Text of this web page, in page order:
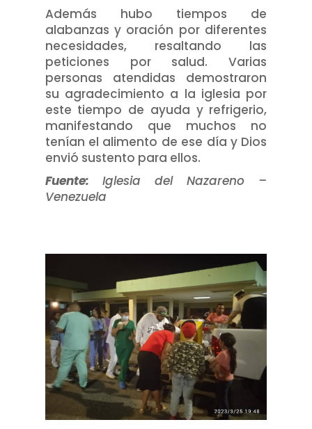
Además hubo tiempos de
alabanzas y oración por diferentes
necesidades, resaltando las
peticiones por salud. Varias
personas atendidas demostraron
su agradecimiento a la iglesia por
este tiempo de ayuda y refrigerio,
manifestando que muchos no
tenían el alimento de ese día y Dios
envió sustento para ellos.
Fuente: Iglesia del Nazareno –
Venezuela